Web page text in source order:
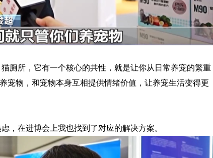
厕所，它有一个核心的共性，就是让你从日常养宠的繁重
宠物，和宠物本身互相提供情绪价值，让养宠生活变得更
，在进博会上我也找到了对应的解决方案。